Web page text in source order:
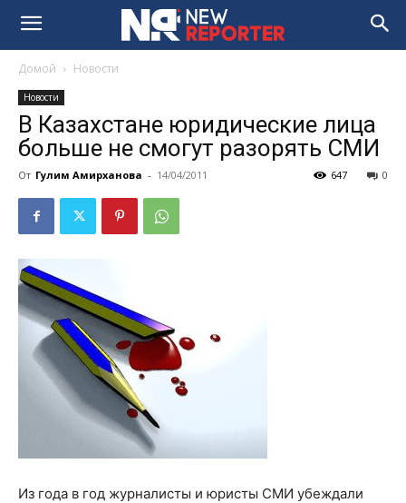
Домой Новости
Новости
В Казахстане юридические лица
больше не смогут разорять СМИ
От Гулим Амирханова - 14/04/2011 0
647
Из года в год журналисты и юристы СМИ убеждали